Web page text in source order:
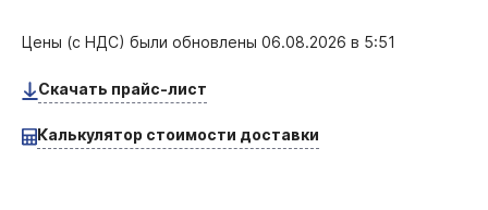
Цены (с НДС) были обновлены 06.08.2026 в 5:51
Скачать прайс-лист
Калькулятор стоимости доставки